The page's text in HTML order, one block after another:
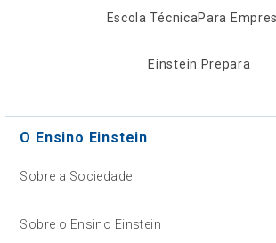
Escola TécnicaPara
Einstein Prepara
O Ensino Einstein
Sobre a Sociedade
Sobre o Ensino Einstein